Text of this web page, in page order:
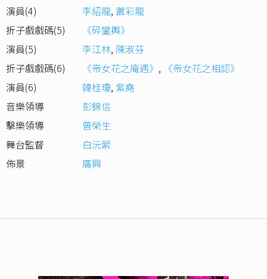
演員(4)
李紹龍,蕭彩龍
折子戲戲碼(5)
《碎鑾輿》
演員(5)
李江林, 陳淑芬
折子戲戲碼(6)
《帝女花之庵遇》 , 《帝女花之相認》
演員(6)
韓桂瓊, 紫堯
音樂領導
彭錦信
擊樂領導
曾榮生
舞台監督
白沅縈
佈景
廣興